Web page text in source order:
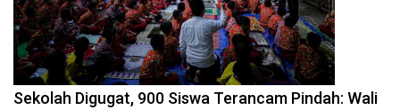
2026-08-08 14:10:48
Sekolah Digugat, 900 Siswa Terancam Pindah: Wali